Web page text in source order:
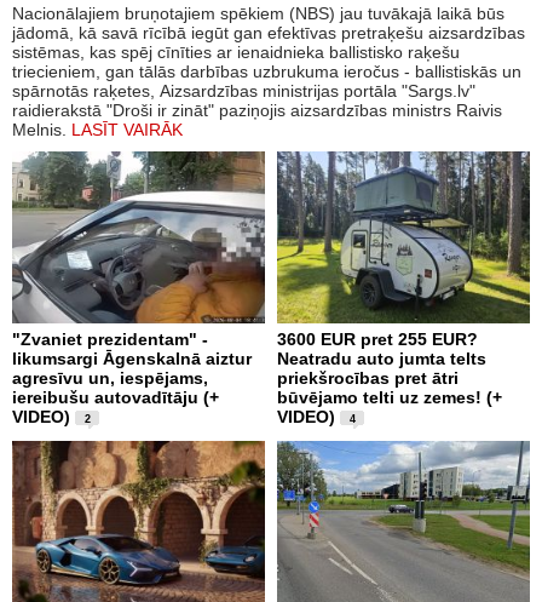
Nacionālajiem bruņotajiem spēkiem (NBS) jau tuvākajā laikā būs
jādomā, kā savā rīcībā iegūt gan efektīvas pretraķešu aizsardzības
sistēmas, kas spēj cīnīties ar ienaidnieka ballistisko raķešu
triecieniem, gan tālās darbības uzbrukuma ieročus - ballistiskās un
spārnotās raķetes, Aizsardzības ministrijas portāla "Sargs.lv"
raidierakstā "Droši ir zināt" paziņojis aizsardzības ministrs Raivis
Melnis. LASĪT VAIRĀK
"Zvaniet prezidentam" -
likumsargi Āgenskalnā aiztur
agresīvu un, iespējams,
iereibušu autovadītāju (+
VIDEO)
2
3600 EUR pret 255 EUR?
Neatradu auto jumta telts
priekšrocības pret ātri
būvējamo telti uz zemes! (+
VIDEO)
4